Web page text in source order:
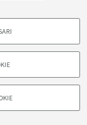
sul sito, per analisi
sganciare la
Certosa di
Mahon(1965, p.
p. 204]
circa e di
quasi
anni delle